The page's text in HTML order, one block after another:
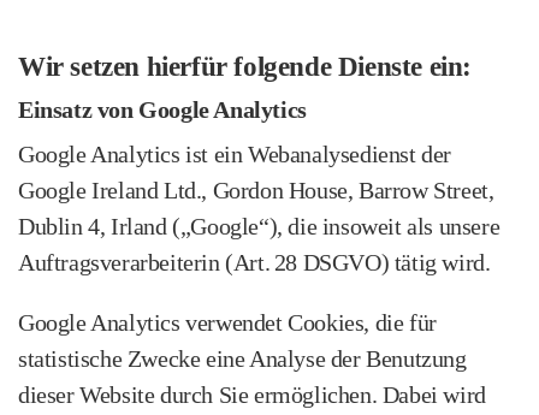
Wir setzen hierfür folgende Dienste ein:
Einsatz von Google Analytics
Google Analytics ist ein Webanalysedienst der
Google Ireland Ltd., Gordon House, Barrow Street,
Dublin 4, Irland („Google“), die insoweit als unsere
Auftragsverarbeiterin (Art. 28 DSGVO) tätig wird.
Google Analytics verwendet Cookies, die für
statistische Zwecke eine Analyse der Benutzung
dieser Website durch Sie ermöglichen. Dabei wird